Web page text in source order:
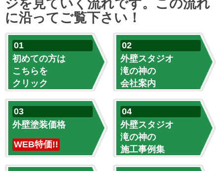
ジを見ていく流れです。この流れ
に沿ってご覧下さい！
初めての方は
こちらを
クリック
外壁スタジオ
滝の神の
会社案内
外壁塗装価格
WEB特価!!
外壁スタジオ
滝の神の
施工事例集